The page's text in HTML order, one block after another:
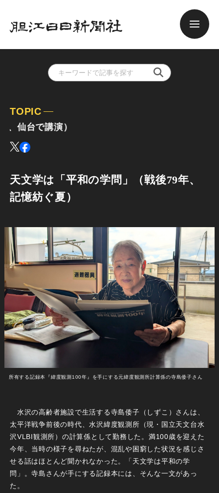
TOPIC
台で講演）
天文学は「平和の学問」（戦後79年、
記憶紡ぐ夏）
所有する記録本『緯度観測100年』を手にする元緯度観測所計算係の寺島倭子さん
水沢の高齢者施設で生活する寺島倭子（しずこ）さんは、
太平洋戦争前後の時代、水沢緯度観測所（現・国立天文台水
沢VLBI観測所）の計算係として勤務した。満100歳を迎えた
今年、当時の様子を尋ねたが、混乱や困窮した状況を感じさ
せる話はほとんど聞かれなかった。「天文学は平和の学
問」。寺島さんが手にする記録本には、そんな一文があっ
た。